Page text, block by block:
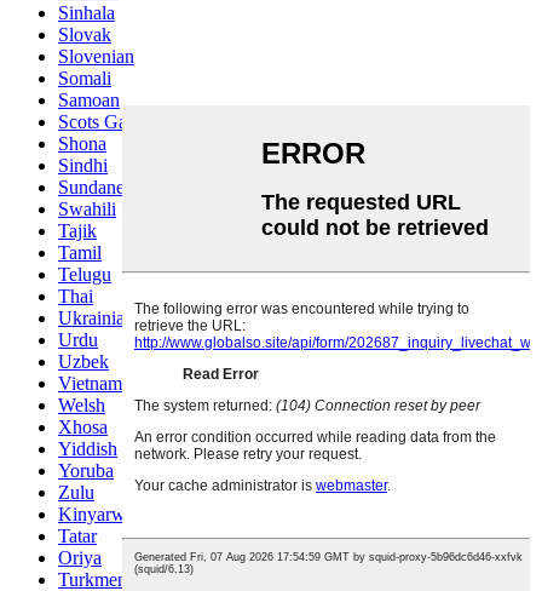
Sinhala
Slovak
Slovenian
Somali
Samoan
Scots Gaelic
Shona
Sindhi
Sundanese
Swahili
Tajik
Tamil
Telugu
Thai
Ukrainian
Urdu
Uzbek
Vietnamese
Welsh
Xhosa
Yiddish
Yoruba
Zulu
Kinyarwanda
Tatar
Oriya
Turkmen